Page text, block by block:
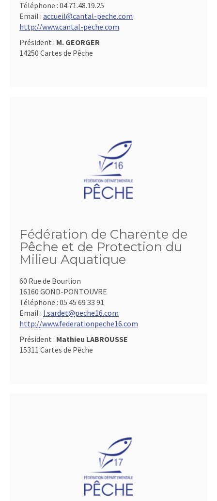
Téléphone : 04.71.48.19.25
Email : accueil@cantal-peche.com
http://www.cantal-peche.com
Président : M. GEORGER
14250 Cartes de Pêche
Fédération de Charente de
Pêche et de Protection du
Milieu Aquatique
60 Rue de Bourlion
16160 GOND-PONTOUVRE
Téléphone : 05 45 69 33 91
Email : l.sardet@peche16.com
http://www.federationpeche16.com
Président : Mathieu LABROUSSE
15311 Cartes de Pêche